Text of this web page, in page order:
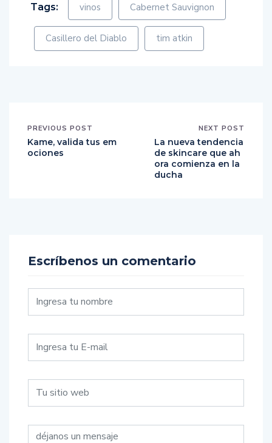
Tags: vinos Cabernet Sauvignon
Casillero del Diablo tim atkin
PREVIOUS POST
Kame, valida tus em
ociones
NEXT POST
La nueva tendencia
de skincare que ah
ora comienza en la
ducha
Escríbenos un comentario